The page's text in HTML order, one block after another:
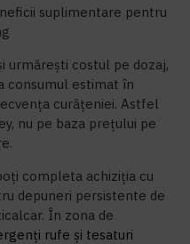
suplimentare pentru
urmărești costul pe dozaj,
consumul estimat în
curățeniei. Astfel
nu pe baza prețului pe
completa achiziția cu
depuneri persistente de
În zona de
rufe și tesaturi